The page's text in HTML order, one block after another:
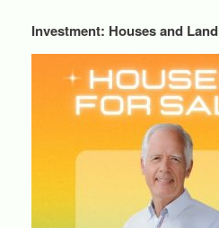
Investment: Houses and Land